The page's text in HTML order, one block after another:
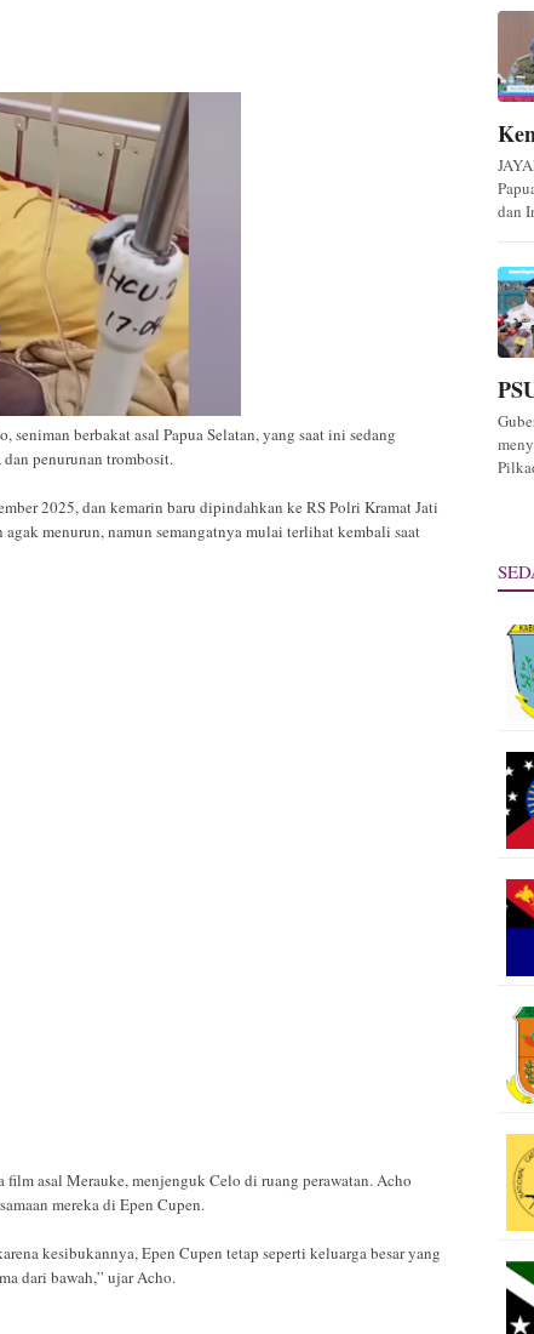
berbakat asal Papua Selatan, yang saat ini sedang
penurunan trombosit.
2025, dan kemarin baru dipindahkan ke RS Polri Kramat Jati
menurun, namun semangatnya mulai terlihat kembali saat
asal Merauke, menjenguk Celo di ruang perawatan. Acho
mereka di Epen Cupen.
kesibukannya, Epen Cupen tetap seperti keluarga besar yang
dari bawah,” ujar Acho.
dan